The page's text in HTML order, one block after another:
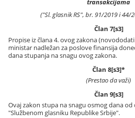
transakcijama
("Sl. glasnik RS", br. 91/2019 i 44/
Član 7[s3]
Propise iz člana 4. ovog zakona
ministar nadležan za poslove finansija
dana stupanja na snagu ovog zakona.
Član 8[s3]*
(Prestao da važi)
Član 9[s3]
Ovaj zakon stupa na snagu osmog dana
"Službenom glasniku Republike Srbije".